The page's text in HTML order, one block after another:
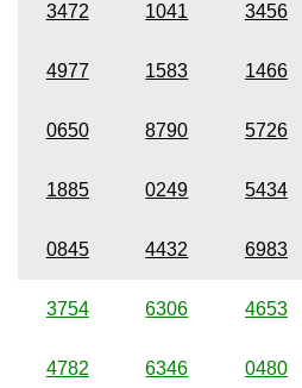
3472 1041 3456
4977 1583 1466
0650 8790 5726
1885 0249 5434
0845 4432 6983
3754 6306 4653
4782 6346 0480